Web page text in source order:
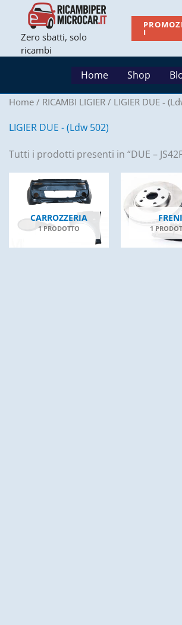
contenuto
Zero sbatti, solo
ricambi
I
Home Shop
Home / RICAMBI LIGIER / LIGIER DUE -
LIGIER DUE - (Ldw 502)
Tutti i prodotti presenti in “DUE –
CARROZZERIA
1 PRODOTTO 1